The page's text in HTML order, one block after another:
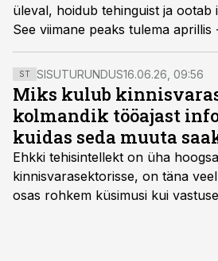
üleval, hoidub tehinguist ja ootab
See viimane peaks tulema
turul kasvavad.
ST SISUTURUNDUS16.06.26, 09:56
Miks kulub
kolmandik tööajast
kuidas seda muuta
Ehkki tehisintellekt on üha
kinnisvarasektorisse, on täna
osas rohkem küsimusi kui